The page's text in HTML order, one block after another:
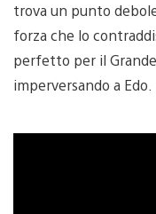
trova un punto
forza che lo
perfetto per il
imperversando a Edo.